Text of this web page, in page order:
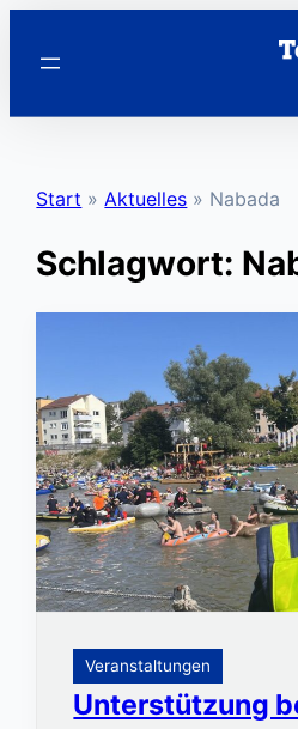
Inhalt
Start »Aktuelles » Nabada
Schlagwort:
Veranstaltungen
Unterstützung